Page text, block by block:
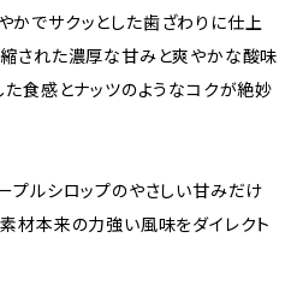
かでサクッとした歯ざわりに仕上
縮された濃厚な甘みと爽やかな酸味
た食感とナッツのようなコクが絶妙
プルシロップのやさしい甘みだけ
材本来の力強い風味をダイレクト